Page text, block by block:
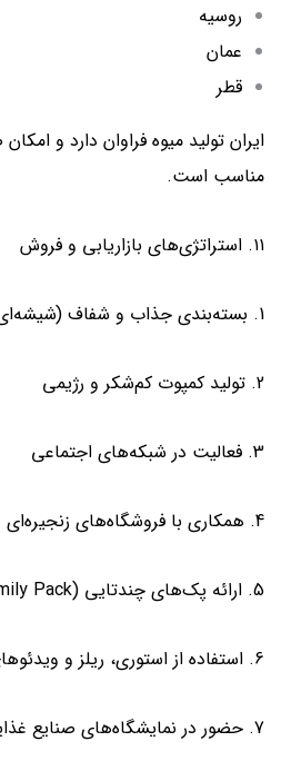
روسیه
عمان
قطر
ایران تولید میوه فراوان دارد و
مناسب است.
۱۱. استراتژی‌های بازاریابی و فروش
1. بسته‌بندی جذاب و شفاف (شیشه‌ای)
2. تولید کمپوت کم‌شکر و رژیمی
3. فعالیت در شبکه‌های اجتماعی
4. همکاری با فروشگاه‌های زنجیره‌ای
5. ارائه پک‌های چندتایی (Family Pack)
6. استفاده از استوری، ریلز و ویدئوهای معرفی محصول
7. حضور در نمایشگاه‌های صنایع غذایی